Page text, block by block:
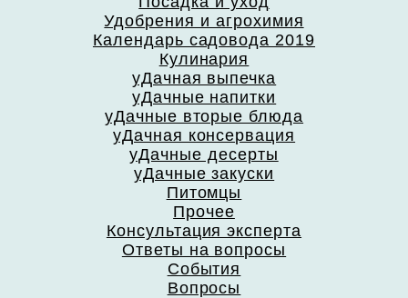
Удобрения и агрохимия
Календарь садовода 2019
Кулинария
уДачная выпечка
уДачные напитки
уДачные вторые блюда
уДачная консервация
уДачные десерты
уДачные закуски
Питомцы
Прочее
Консультация эксперта
Ответы на вопросы
События
Вопросы